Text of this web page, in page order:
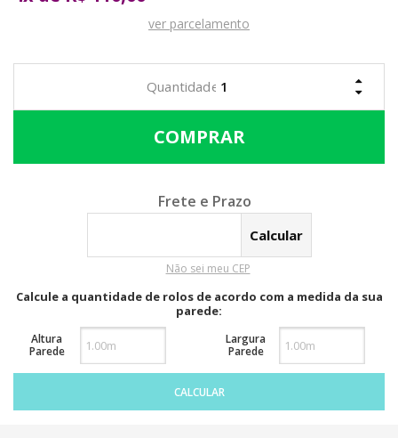
ver parcelamento
Calcular o Frete
Não sei meu CEP
Calcule a quantidade de rolos de acordo com a medida da sua
parede:
Altura
Parede
Largura
Parede
CALCULAR